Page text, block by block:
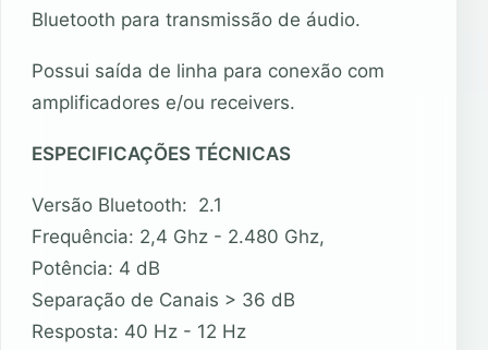
Bluetooth para transmissão de áudio.
Possui saída de linha para conexão com
amplificadores e/ou receivers.
ESPECIFICAÇÕES TÉCNICAS
Versão Bluetooth: 2.1
Frequência: 2,4 Ghz - 2.480 Ghz,
Potência: 4 dB
Separação de Canais > 36 dB
Resposta: 40 Hz - 12 Hz